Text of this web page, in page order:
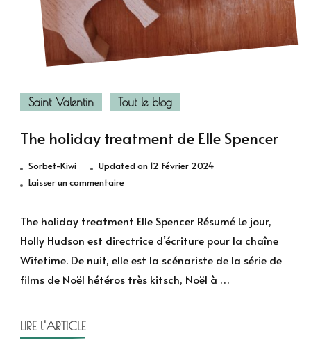
Saint Valentin Tout le blog
The holiday treatment de Elle Spencer
Sorbet-Kiwi Updated on 12 février 2024
Laisser un commentairesur
holiday
treatment
de
Elle
Spencer
The holiday treatment Elle Spencer Résumé Le jour,
Holly Hudson est directrice d’écriture pour la chaîne
Wifetime. De nuit, elle est la scénariste de la série de
films de Noël hétéros très kitsch, Noël à …
LIRE l'ARTICLE